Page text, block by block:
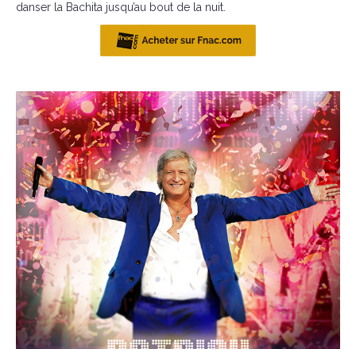
danser la Bachita jusqu’au bout de la nuit.